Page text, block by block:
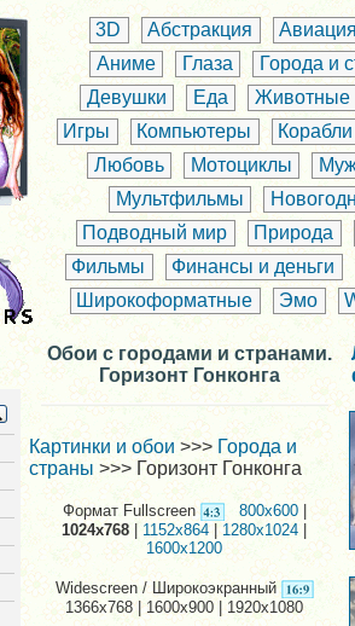
3D Абстракция
Аниме
Глаза
Города и
Девушки
Еда
Животные
Игры
Компьютеры
Корабли
Любовь
Мотоциклы
Мультфильмы
Подводный мир
Природа
Фильмы
Финансы и деньги
Широкоформатные
Эмо
Обои с городами и странами.
Горизонт Гонконга
Картинки и обои >>> Города и
страны >>> Горизонт Гонконга
Формат Fullscreen 800x600
1024x768
1152x864|1280x1024
1600x1200
Widescreen / Широкоэкранный
1366x768 | 1600x900 | 1920x1080